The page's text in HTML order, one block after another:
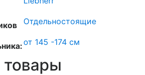
Отдельностоящие
от 145 -174 см